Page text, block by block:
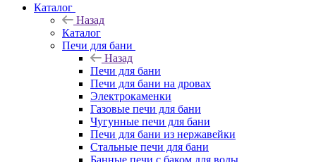
Каталог
Назад
Каталог
Печи для бани
Назад
Печи для бани
Печи для бани на дровах
Электрокаменки
Газовые печи для бани
Чугунные печи для бани
Печи для бани из нержавейки
Стальные печи для бани
Банные печи с баком для воды